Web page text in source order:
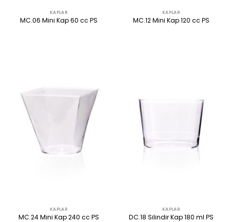
KAPLAR
MC.06 Mini Kap 60 cc PS
KAPLAR
MC.12 Mini Kap 120 cc PS
KAPLAR
MC.24 Mini Kap 240 cc PS
KAPLAR
DC.18 Silindir Kap 180 ml PS